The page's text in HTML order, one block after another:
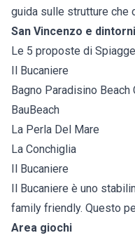
guida sulle strutture che
San Vincenzo e
Le 5 proposte di
Il Bucaniere
Bagno Paradisino Beach
BauBeach
La Perla Del Mare
La Conchiglia
Il Bucaniere
Il Bucaniere è uno
family friendly. Questo
Area giochi